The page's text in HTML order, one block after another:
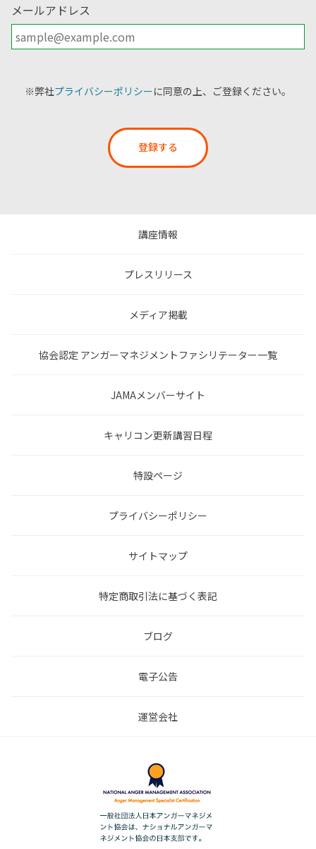
メールアドレス
※弊社プライバシーポリシーに同意の上、ご登録ください。
登録する
講座情報
プレスリリース
メディア掲載
協会認定 アンガーマネジメントファシリテーター一覧
JAMAメンバーサイト
キャリコン更新講習日程
特設ページ
プライバシーポリシー
サイトマップ
特定商取引法に基づく表記
ブログ
電子公告
運営会社